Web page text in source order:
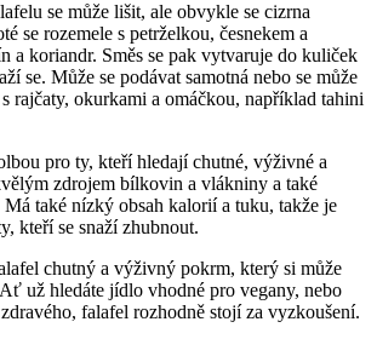
se může lišit, ale obvykle se cizrna
se rozemele s petrželkou, česnekem a
a koriandr. Směs se pak vytvaruje do kuliček
se. Může se podávat samotná nebo se může
rajčaty, okurkami a omáčkou, například tahini
pro ty, kteří hledají chutné, výživné a
zdrojem bílkovin a vlákniny a také
také nízký obsah kalorií a tuku, takže je
kteří se snaží zhubnout.
chutný a výživný pokrm, který si může
už hledáte jídlo vhodné pro vegany, nebo
falafel rozhodně stojí za vyzkoušení.